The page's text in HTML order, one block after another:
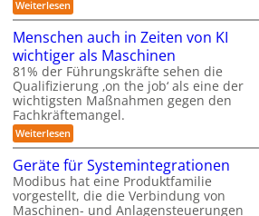
m
f
ü
r
R
o
b
o
t
i
k
u
u
s
t
i
e
r
o
b
o
t
e
r
h
o
n
m
l
i
t
ä
r
s
c
h
e
t
i
o
e
n
-
S
c
h
w
e
i
ß
c
o
b
Weiterlesen:
P
ä
s
e
n
t
a
t
i
o
n
v
o
n
E
Menschen auch in Zeiten von KI
wichtiger als Maschinen
81% der Führungskräfte sehen die
Qualifizierung ‚on the job‘ als eine der
wichtigsten Maßnahmen gegen den
Fachkräftemangel.
Weiterlesen:
M
e
n
s
c
h
Geräte für Systemintegrationen
Modibus hat eine Produktfamilie
vorgestellt, die die Verbindung von
Maschinen- und Anlagensteuerungen